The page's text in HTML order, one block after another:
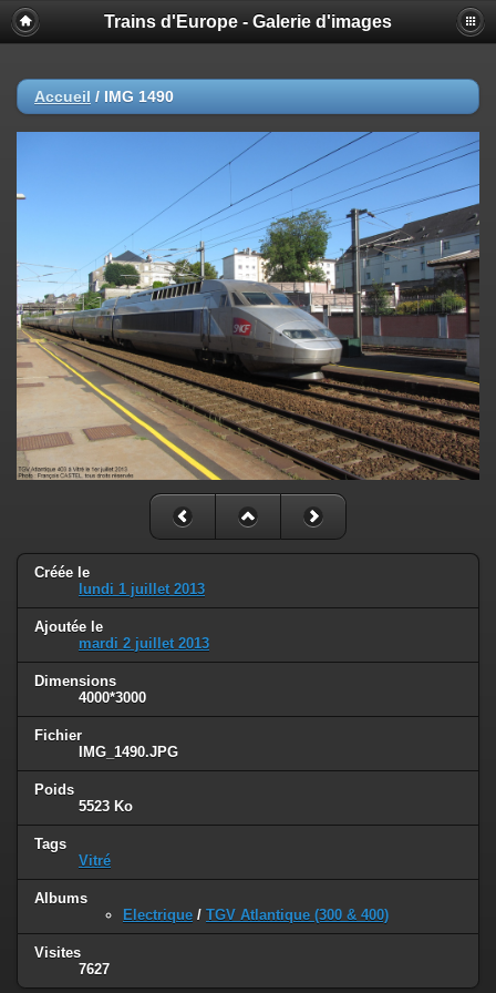
Trains d'Europe - Galerie d'images
Accueil / IMG 1490
Créée le
lundi 1 juillet 2013
Ajoutée le
mardi 2 juillet 2013
Dimensions
4000*3000
Fichier
IMG_1490.JPG
Poids
5523 Ko
Tags
Vitré
Albums
Electrique / TGV Atlantique (300 & 400)
Visites
7627